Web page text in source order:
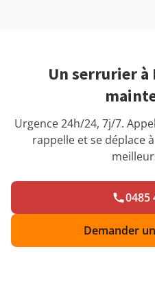
Un serrurier à
Urgence 24h/24, 7j/7.
rappelle et se déplace
0485
Demander